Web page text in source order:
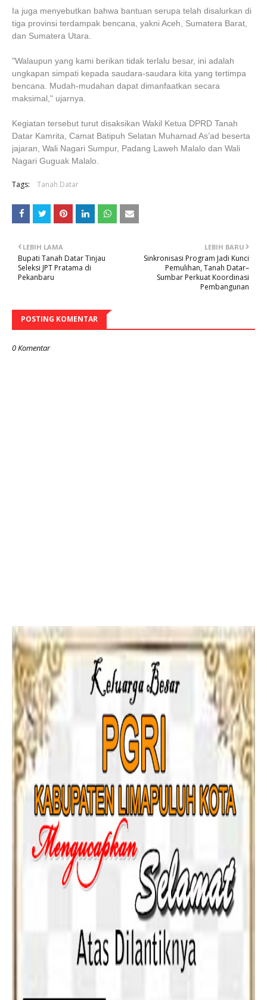
Ia juga menyebutkan bahwa bantuan serupa telah disalurkan di
tiga provinsi terdampak bencana, yakni Aceh, Sumatera Barat,
dan Sumatera Utara.
"Walaupun yang kami berikan tidak terlalu besar, ini adalah
ungkapan simpati kepada saudara-saudara kita yang tertimpa
bencana. Mudah-mudahan dapat dimanfaatkan secara
maksimal," ujarnya.
Kegiatan tersebut turut disaksikan Wakil Ketua DPRD Tanah
Datar Kamrita, Camat Batipuh Selatan Muhamad As’ad beserta
jajaran, Wali Nagari Sumpur, Padang Laweh Malalo dan Wali
Nagari Guguak Malalo.
Tags: Tanah Datar
LEBIH BARU
Sinkronisasi Program Jadi Kunci
Pemulihan, Tanah Datar–
Sumbar Perkuat Koordinasi
Pembangunan
LEBIH LAMA
Bupati Tanah Datar Tinjau
Seleksi JPT Pratama di
Pekanbaru
POSTING KOMENTAR
0 Komentar